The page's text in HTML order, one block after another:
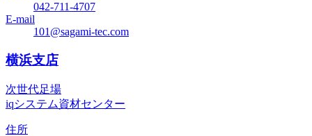
042-711-4707
E-mail
101@sagami-tec.com
横浜支店
次世代足場
iqシステム資材センター
住所